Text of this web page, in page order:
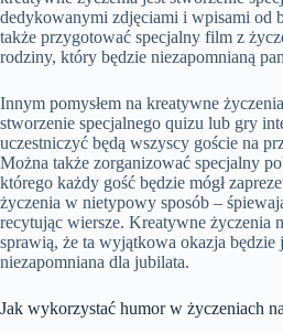
dedykowanymi zdjęciami i wpisami od
także przygotować specjalny film z
rodziny, który będzie niezapomnianą
Innym pomysłem na kreatywne
stworzenie specjalnego quizu lub gry
uczestniczyć będą wszyscy goście na
Można także zorganizować specjalny
którego każdy gość będzie mógł
życzenia w nietypowy sposób –
recytując wiersze. Kreatywne życzenia
sprawią, że ta wyjątkowa okazja będzie
niezapomniana dla jubilata.
Jak wykorzystać humor w życzeniach